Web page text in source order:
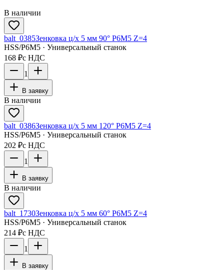
В наличии
balt_0385Зенковка ц/х 5 мм 90° Р6М5 Z=4
HSS/Р6М5 · Универсальный станок
168 ₽с НДС
1
В заявку
В наличии
balt_0386Зенковка ц/х 5 мм 120° Р6М5 Z=4
HSS/Р6М5 · Универсальный станок
202 ₽с НДС
1
В заявку
В наличии
balt_1730Зенковка ц/х 5 мм 60° Р6М5 Z=4
HSS/Р6М5 · Универсальный станок
214 ₽с НДС
1
В заявку